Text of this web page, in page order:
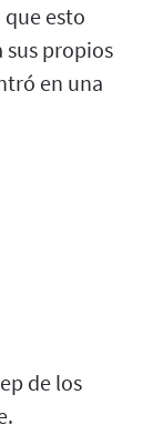
esto
sus propios
en una
de los